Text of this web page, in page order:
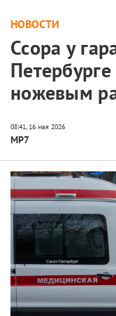
НОВОСТИ
Ссора у
ножевым
МР7